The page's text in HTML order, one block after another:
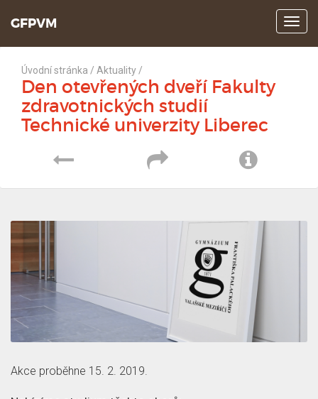
Z
o
b
GFPVM
Úvodní stránka / Aktuality /
Den otevřených dveří Fakulty
zdravotnických studií
Technické univerzity Liberec
P
ř
e
z
p
S
d
t
č
I
n
f
o
r
a
Akce proběhne 15. 2. 2019.